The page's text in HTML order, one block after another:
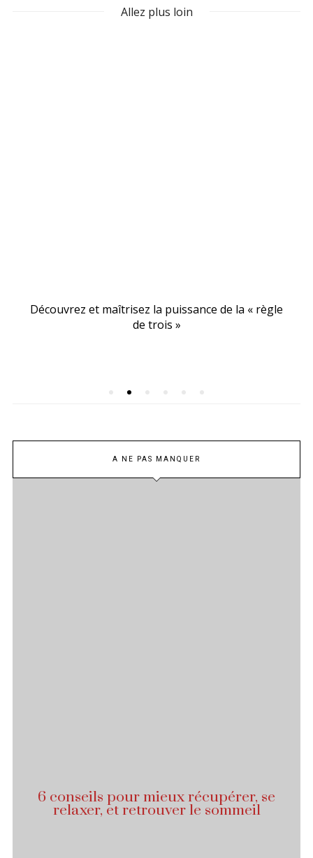
Allez plus loin
Découvrez et maîtrisez la puissance de la « règle
de trois »
A NE PAS MANQUER
6 conseils pour mieux récupérer, se
relaxer, et retrouver le sommeil